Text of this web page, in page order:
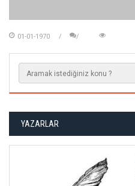
01-01-1970
YAZARLAR